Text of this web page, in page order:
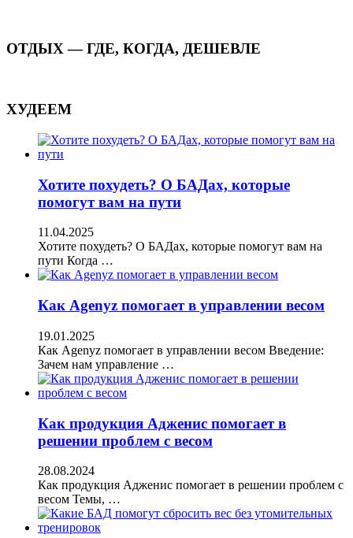
ОТДЫХ — ГДЕ, КОГДА, ДЕШЕВЛЕ
ХУДЕЕМ
Хотите похудеть? О БАДах, которые
помогут вам на пути
11.04.2025
Хотите похудеть? О БАДах, которые помогут вам на
пути Когда …
Как Agenyz помогает в управлении весом
19.01.2025
Как Agenyz помогает в управлении весом Введение:
Зачем нам управление …
Как продукция Адженис помогает в
решении проблем с весом
28.08.2024
Как продукция Адженис помогает в решении проблем с
весом Темы, …